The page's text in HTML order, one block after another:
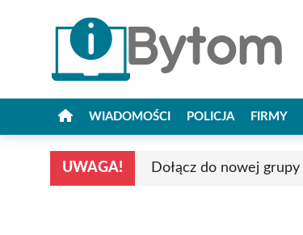
WIADOMOŚCI POLICJA FIRMY
UWAGA! Dołącz do nowej grupy